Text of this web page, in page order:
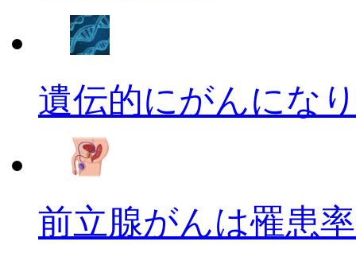
遺伝的にがんにな
前立腺がんは罹患